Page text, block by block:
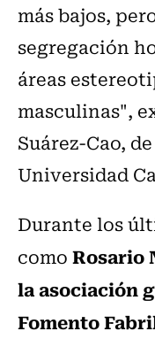
más bajos,
segregación
áreas
masculinas",
Suárez-Cao,
Universidad
Durante los
comoRosario
la asociación
Fomento